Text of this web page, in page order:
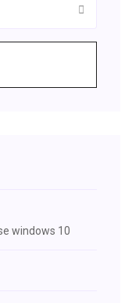
windows 10